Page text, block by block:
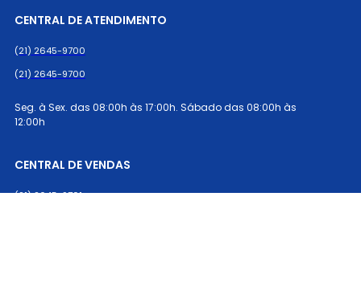
CENTRAL DE ATENDIMENTO
(21) 2645-9700
(21) 2645-9700
Seg. à Sex. das 08:00h às 17:00h. Sábado das 08:00h às
12:00h
CENTRAL DE VENDAS
(21) 2645-9701